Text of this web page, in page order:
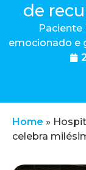
de
Paciente
emocionado e
Home »
celebra